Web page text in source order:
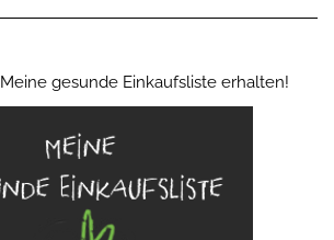
Meine gesunde Einkaufsliste erhalten!